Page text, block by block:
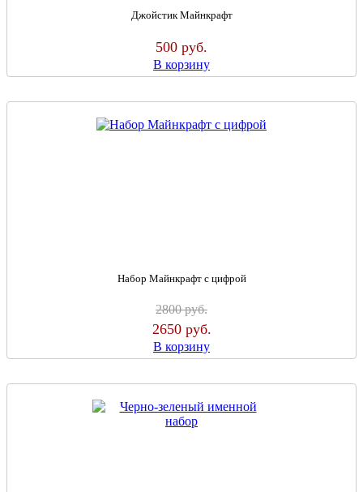
Джойстик Майнкрафт
500 руб.
В корзину
Набор Майнкрафт с цифрой
2800руб.
2650 руб.
В корзину